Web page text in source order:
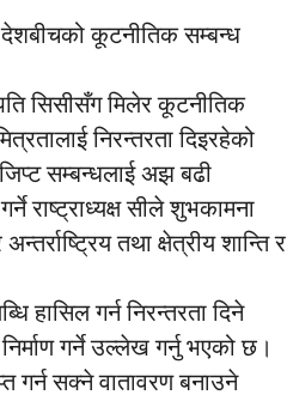
देशबीचको कूटनीतिक सम्बन्ध
सिसीसँग मिलेर कूटनीतिक
निरन्तरता दिइरहेको
सम्बन्धलाई अझ बढी
राष्ट्राध्यक्ष सीले शुभकामना
तथा क्षेत्रीय शान्ति र
हासिल गर्न निरन्तरता दिने
गर्ने उल्लेख गर्नु भएको छ।
गर्न सक्ने वातावरण बनाउने